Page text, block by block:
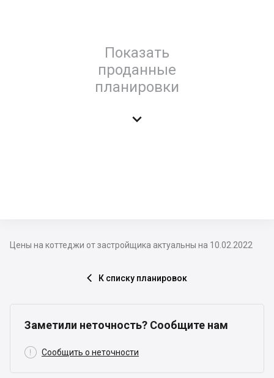
Показать
проданные
планировки

Цены на коттеджи от застройщика актуальны на 10.02.2022
 К списку планировок
Заметили неточность? Сообщите нам
 Сообщить о неточности